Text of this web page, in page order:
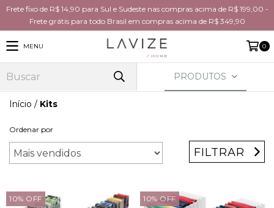
Frete fixo de R$ 14,90 para Sul e Sudeste nas compras acima de R$ 199,00 -
Frete grátis para todo Brasil em compras acima de R$ 349,90
MENU 0
PRODUTOS
Início / Kits
Ordenar por
FILTRAR
10% OFF 10% OFF